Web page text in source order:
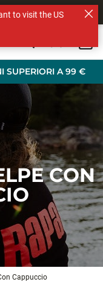
SUPERIORI A 99 €
CON
Cappuccio
to visit the US